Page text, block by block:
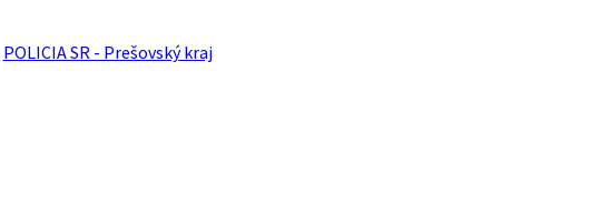
POLICIA SR - Prešovský kraj